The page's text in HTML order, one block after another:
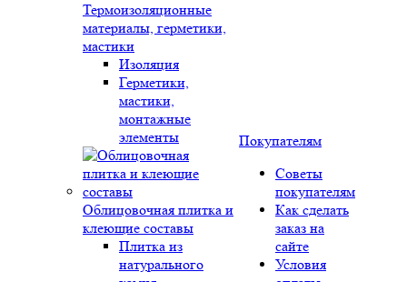
Термоизоляционные
материалы, герметики,
мастики
Изоляция
Герметики,
мастики,
монтажные
элементы
Облицовочная плитка и
клеющие составы
Плитка из
натурального
Покупателям
Советы
покупателям
Как сделать
заказ на
сайте
Условия